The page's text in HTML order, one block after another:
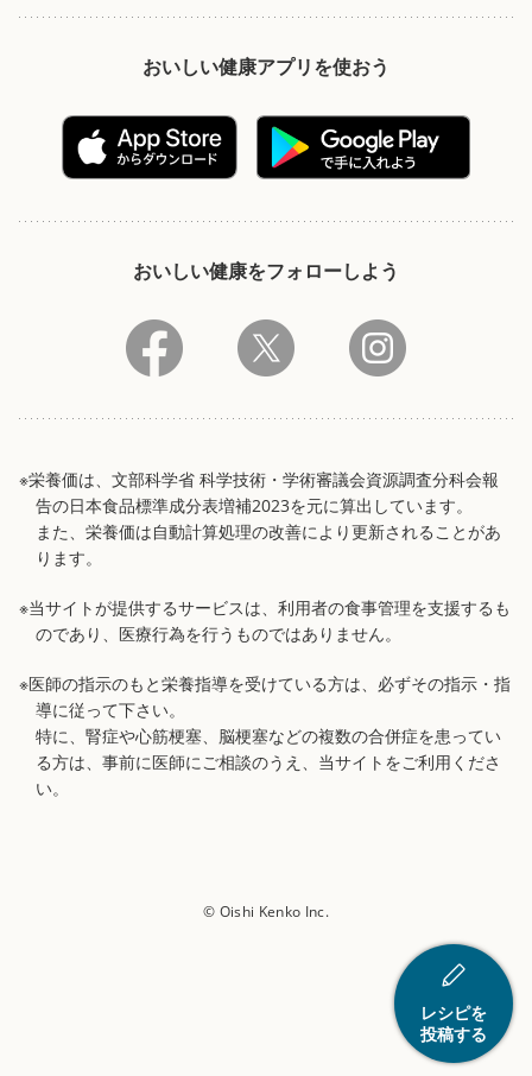
レシピを
投稿する
おいしい健康アプリを使おう
おいしい健康をフォローしよう
※栄養価は、文部科学省 科学技術・学術審議会資源調査分科会報
告の日本食品標準成分表増補2023を元に算出しています。
また、栄養価は自動計算処理の改善により更新されることがあ
ります。
※当サイトが提供するサービスは、利用者の食事管理を支援するも
のであり、医療行為を行うものではありません。
※医師の指示のもと栄養指導を受けている方は、必ずその指示・指
導に従って下さい。
特に、腎症や心筋梗塞、脳梗塞などの複数の合併症を患ってい
る方は、事前に医師にご相談のうえ、当サイトをご利用くださ
い。
© Oishi Kenko Inc.